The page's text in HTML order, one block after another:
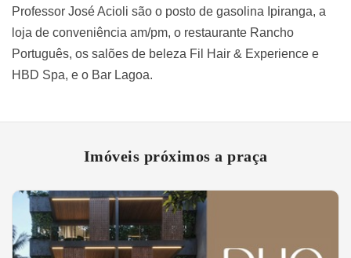
Professor José Acioli são o posto de gasolina Ipiranga, a
loja de conveniência am/pm, o restaurante Rancho
Português, os salões de beleza Fil Hair & Experience e
HBD Spa, e o Bar Lagoa.
Imóveis próximos a praça